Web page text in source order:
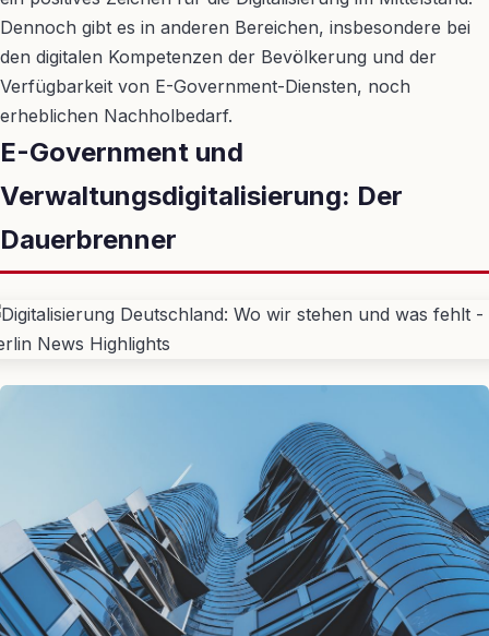
Dennoch gibt es in anderen Bereichen, insbesondere bei
den digitalen Kompetenzen der Bevölkerung und der
Verfügbarkeit von E-Government-Diensten, noch
erheblichen Nachholbedarf.
E-Government und
Verwaltungsdigitalisierung: Der
Dauerbrenner